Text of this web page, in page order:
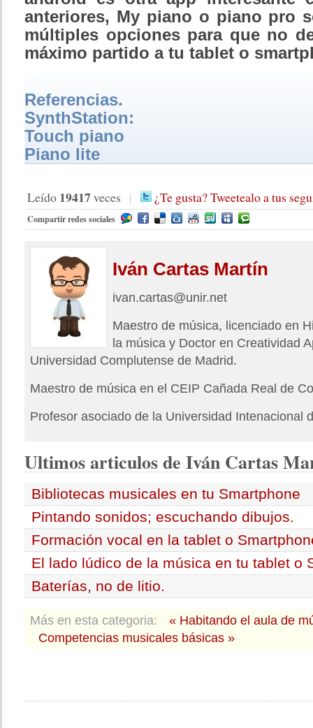
anteriores, My piano o piano pro
múltiples opciones para que no
máximo partido a tu tablet o
Referencias.
SynthStation:
Touch piano
Piano lite
Leído 19417veces | ¿Te gusta? Tweetealo a tus
Compartir redes sociales
Iván Cartas Martín
ivan.cartas@unir.net
Maestro de música, licenciado en
la música y Doctor en Creatividad
Universidad Complutense de Madrid.
Maestro de música en el CEIP Cañada Real de
Profesor asociado de la Universidad Intenacional
Ultimosarticulos de Iván Cartas
Bibliotecas musicales en tu Smartphone
Pintando sonidos; escuchando dibujos.
Formación vocal en la tablet o
El lado lúdico de la música en tu tablet o
Baterías, no de litio.
Más en esta categoria:
« Habitando el aula de
Competencias musicales básicas »